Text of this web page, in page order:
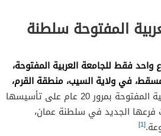
المفتوحة سلطنة
فقط للجامعة العربية المفتوحة،
في ولاية السيب، منطقة القرم،
حيث احتفلت الجامعة العربية المفتوحة بمرور 20 عام على تأسيسها
افتتحت فرعها الجديد في سلطنة عمان،
[1]